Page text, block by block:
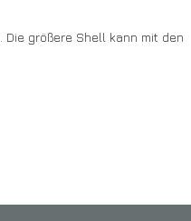
größere Shell kann mit den